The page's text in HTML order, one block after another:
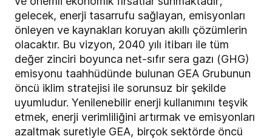
gelecek, enerji tasarrufu sağlayan, emisyonları
önleyen ve kaynakları koruyan akıllı çözümlerin
olacaktır. Bu vizyon, 2040 yılı itibarı ile tüm
değer zinciri boyunca net-sıfır sera gazı (GHG)
emisyonu taahhüdünde bulunan GEA Grubunun
öncü iklim stratejisi ile sorunsuz bir şekilde
uyumludur. Yenilenebilir enerji kullanımını teşvik
etmek, enerji verimliliğini artırmak ve emisyonları
azaltmak suretiyle GEA, birçok sektörde öncü